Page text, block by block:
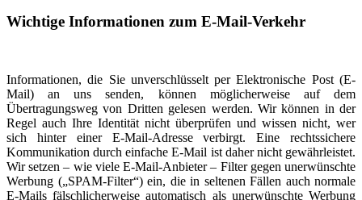
Wichtige Informationen zum E-Mail-Verkehr
Informationen, die Sie unverschlüsselt per Elektronische Post (E-
Mail) an uns senden, können möglicherweise auf dem
Übertragungsweg von Dritten gelesen werden. Wir können in der
Regel auch Ihre Identität nicht überprüfen und wissen nicht, wer
sich hinter einer E-Mail-Adresse verbirgt. Eine rechtssichere
Kommunikation durch einfache E-Mail ist daher nicht gewährleistet.
Wir setzen – wie viele E-Mail-Anbieter – Filter gegen unerwünschte
Werbung („SPAM-Filter“) ein, die in seltenen Fällen auch normale
E-Mails fälschlicherweise automatisch als unerwünschte Werbung